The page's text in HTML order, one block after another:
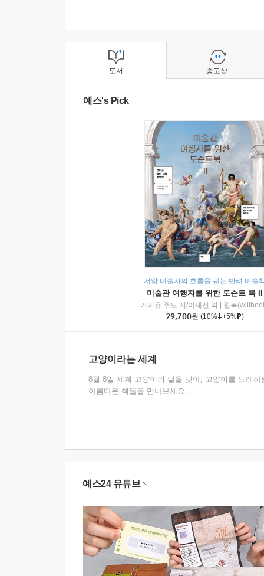
도서
예스's Pick
서양 미술사의 흐름을 꿰는 반려 미술
미술관 여행자를 위한 도슨트 북 II
카미유 주노 저/이세진 역
윌북
29,700원 (10% +5% )
고양이라는 세계
8월 8일 세계 고양이의 날을 맞아, 고양이를 노래하
아름다운 책들을 만나보세요.
중고샵
예스24 유튜브